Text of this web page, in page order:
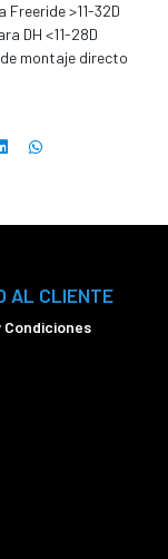
>11-32D
DH <11-28D
montaje directo
AL CLIENTE
Condiciones